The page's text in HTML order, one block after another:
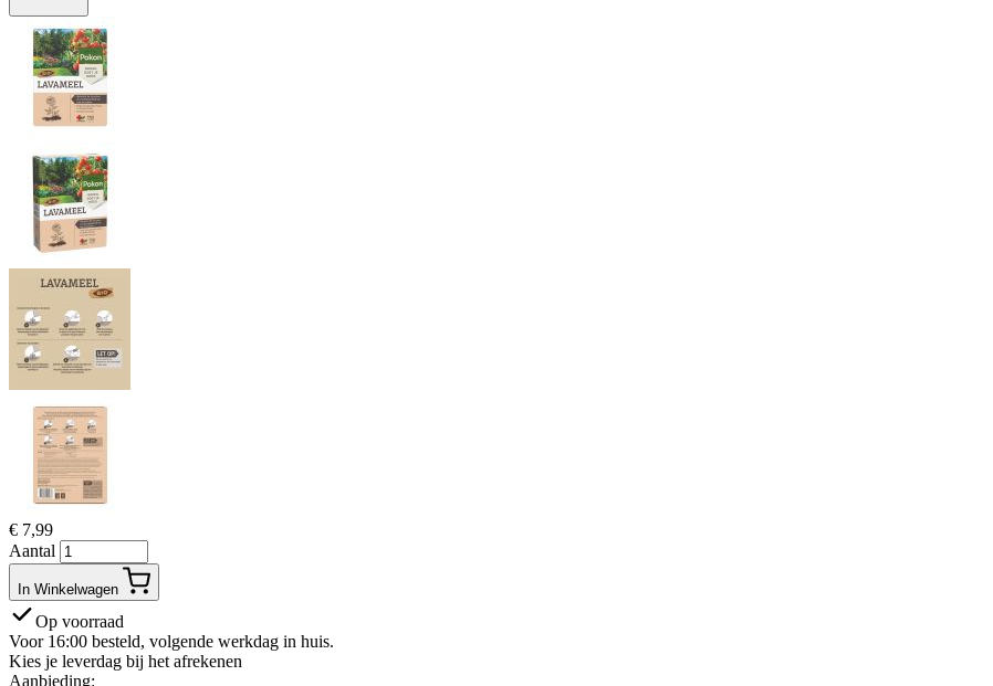
€ 7,99
Aantal
In Winkelwagen
Op voorraad
Voor 16:00 besteld, volgende werkdag in huis.
Kies je leverdag bij het afrekenen
Aanbieding: